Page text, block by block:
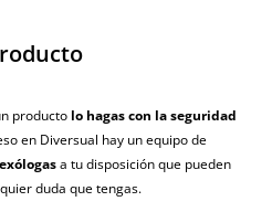
producto lo hagas con la seguridad
en Diversual hay un equipo de
a tu disposición que pueden
duda que tengas.